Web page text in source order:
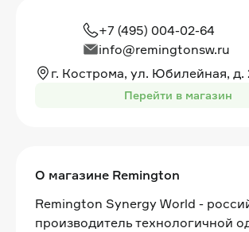
+7 (495) 004-02-64
info@remingtonsw.ru
г. Кострома, ул. Юбилейная, д.
Перейти в магазин
О магазине Remington
Remington Synergy World -
производитель технологичной